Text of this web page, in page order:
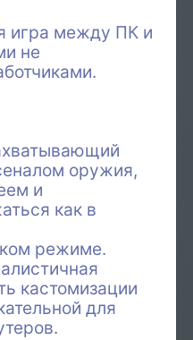
игра между ПК и
не
оружия,
и
как в
режиме.
кастомизации
для